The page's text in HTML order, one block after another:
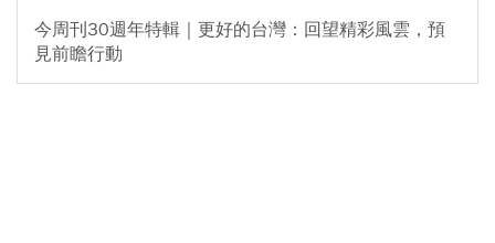
今周刊30週年特輯｜更好的台灣：回望精彩風雲，預
見前瞻行動